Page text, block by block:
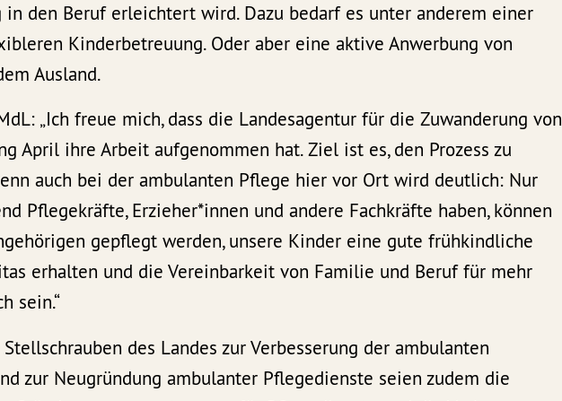
in den Beruf erleichtert wird. Dazu bedarf es unter anderem einer
Kinderbetreuung. Oder aber eine aktive Anwerbung von
Ausland.
„Ich freue mich, dass die Landesagentur für die Zuwanderung von
April ihre Arbeit aufgenommen hat. Ziel ist es, den Prozess zu
auch bei der ambulanten Pflege hier vor Ort wird deutlich: Nur
Pflegekräfte, Erzieher*innen und andere Fachkräfte haben, können
gepflegt werden, unsere Kinder eine gute frühkindliche
erhalten und die Vereinbarkeit von Familie und Beruf für mehr
sein.“
des Landes zur Verbesserung der ambulanten
zur Neugründung ambulanter Pflegedienste seien zudem die